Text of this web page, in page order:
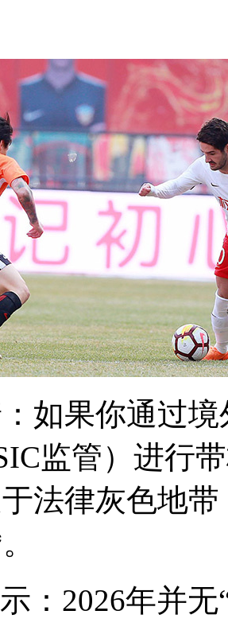
如果你通过
监管）进行
法律灰色地
：2026年并无